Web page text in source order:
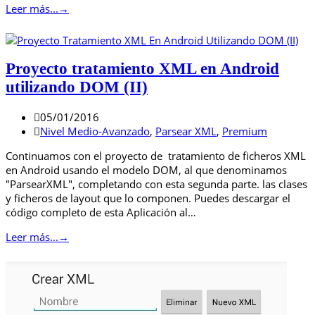
Leer más... →
Proyecto tratamiento XML en Android
utilizando DOM (II)
05/01/2016
Nivel Medio-Avanzado, Parsear XML, Premium
Continuamos con el proyecto de tratamiento de ficheros XML
en Android usando el modelo DOM, al que denominamos
"ParsearXML", completando con esta segunda parte. las clases
y ficheros de layout que lo componen. Puedes descargar el
código completo de esta Aplicación al…
Leer más... →